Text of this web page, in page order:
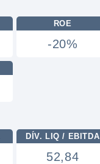
ROE
-20%
DÍV. LIQ / EBITDA
52,84